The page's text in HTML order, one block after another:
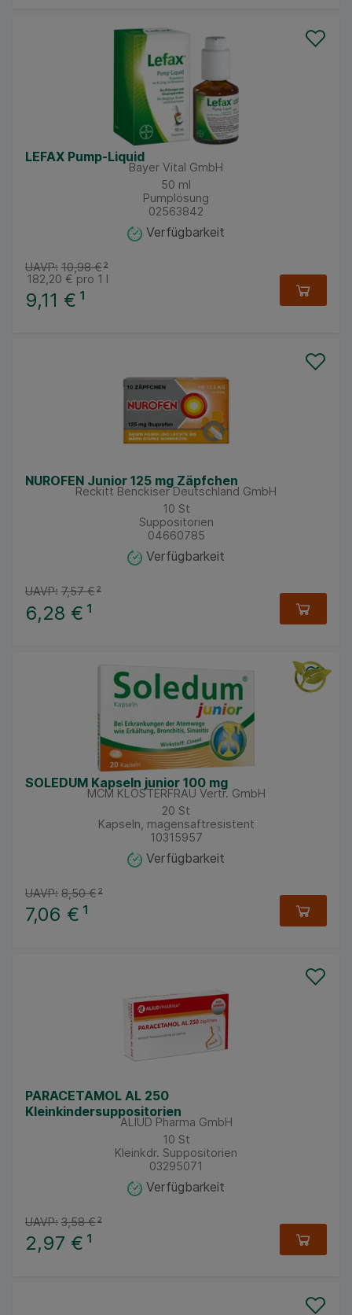
LEFAX Pump-Liquid
Bayer Vital GmbH
50 ml
Pumplösung
02563842
Verfügbarkeit
9,11 € ¹
UAVP: 10,98 €²
182,20 € pro 1 l
NUROFEN Junior 125 mg Zäpfchen
Reckitt Benckiser Deutschland GmbH
10 St
Suppositorien
04660785
Verfügbarkeit
6,28 € ¹
UAVP: 7,57 €²
SOLEDUM Kapseln junior 100 mg
MCM KLOSTERFRAU Vertr. GmbH
20 St
Kapseln, magensaftresistent
10315957
Verfügbarkeit
7,06 € ¹
UAVP: 8,50 €²
PARACETAMOL AL 250
Kleinkindersuppositorien
ALIUD Pharma GmbH
10 St
Kleinkdr. Suppositorien
03295071
Verfügbarkeit
2,97 € ¹
UAVP: 3,58 €²